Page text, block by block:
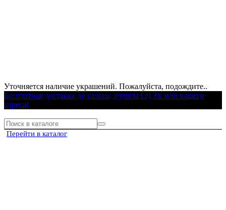
Уточняется наличие украшений. Пожалуйста, подождите..
Бесплатная доставка до салона, пункта СДЭК или вашего
адреса!
Перейти в каталог